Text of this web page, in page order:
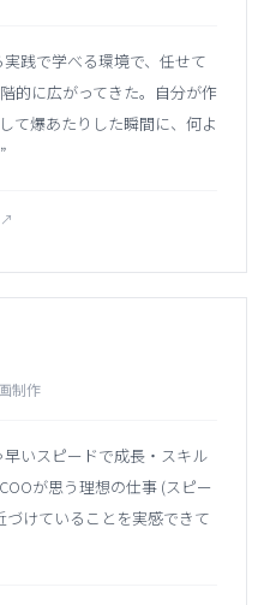
践で学べる環境で、任せて
的に広がってきた。自分が作
て爆あたりした瞬間に、何よ
”
↗
制作
いスピードで成長・スキル
が思う理想の仕事 (スピー
づけていることを実感できて